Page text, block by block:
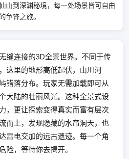
山到深渊秘境，每一处场景皆可自由
争锋之旅。
缝连接的3D全景世界。不同于传
这里的地形高低起伏，山川河
错落分布。玩家无需加载即可从
大陆的壮丽风光。这种全景式设
，更让探索变得真实而富有层次
而上，发现隐藏的水帘洞天，也
雷电交加的远古遗迹。每一个角
险，等待你去揭开。